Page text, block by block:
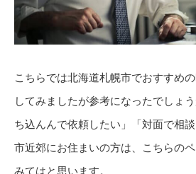
こちらでは北海道札幌市でおすすめ
してみましたが参考になったでしょ
ち込んんで依頼したい」「対面で相
市近郊にお住まいの方は、こちらの
みてはと思います。